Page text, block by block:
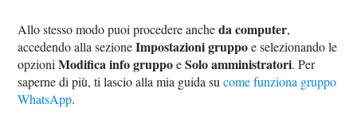
Allo stesso modo puoi procedere ancheda computer,
accedendo alla sezioneImpostazioni gruppoe selezionando le
opzioniModifica info gruppoeSolo amministratori. Per
saperne di più, ti lascio alla mia guida sucome funziona gruppo
WhatsApp.